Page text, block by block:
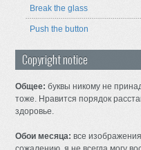
Break the glass
Push the button
Copyright notice
Общее: буквы никому не
тоже. Нравится порядок
здоровье.
Обои месяца: все